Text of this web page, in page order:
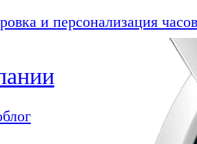
и персонализация часов